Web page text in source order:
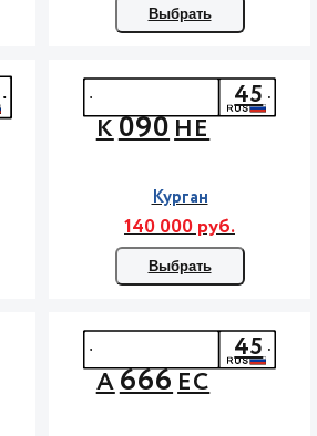
Выбрать
К090НЕ
45
Курган
140 000 руб.
Выбрать
А666ЕС
45